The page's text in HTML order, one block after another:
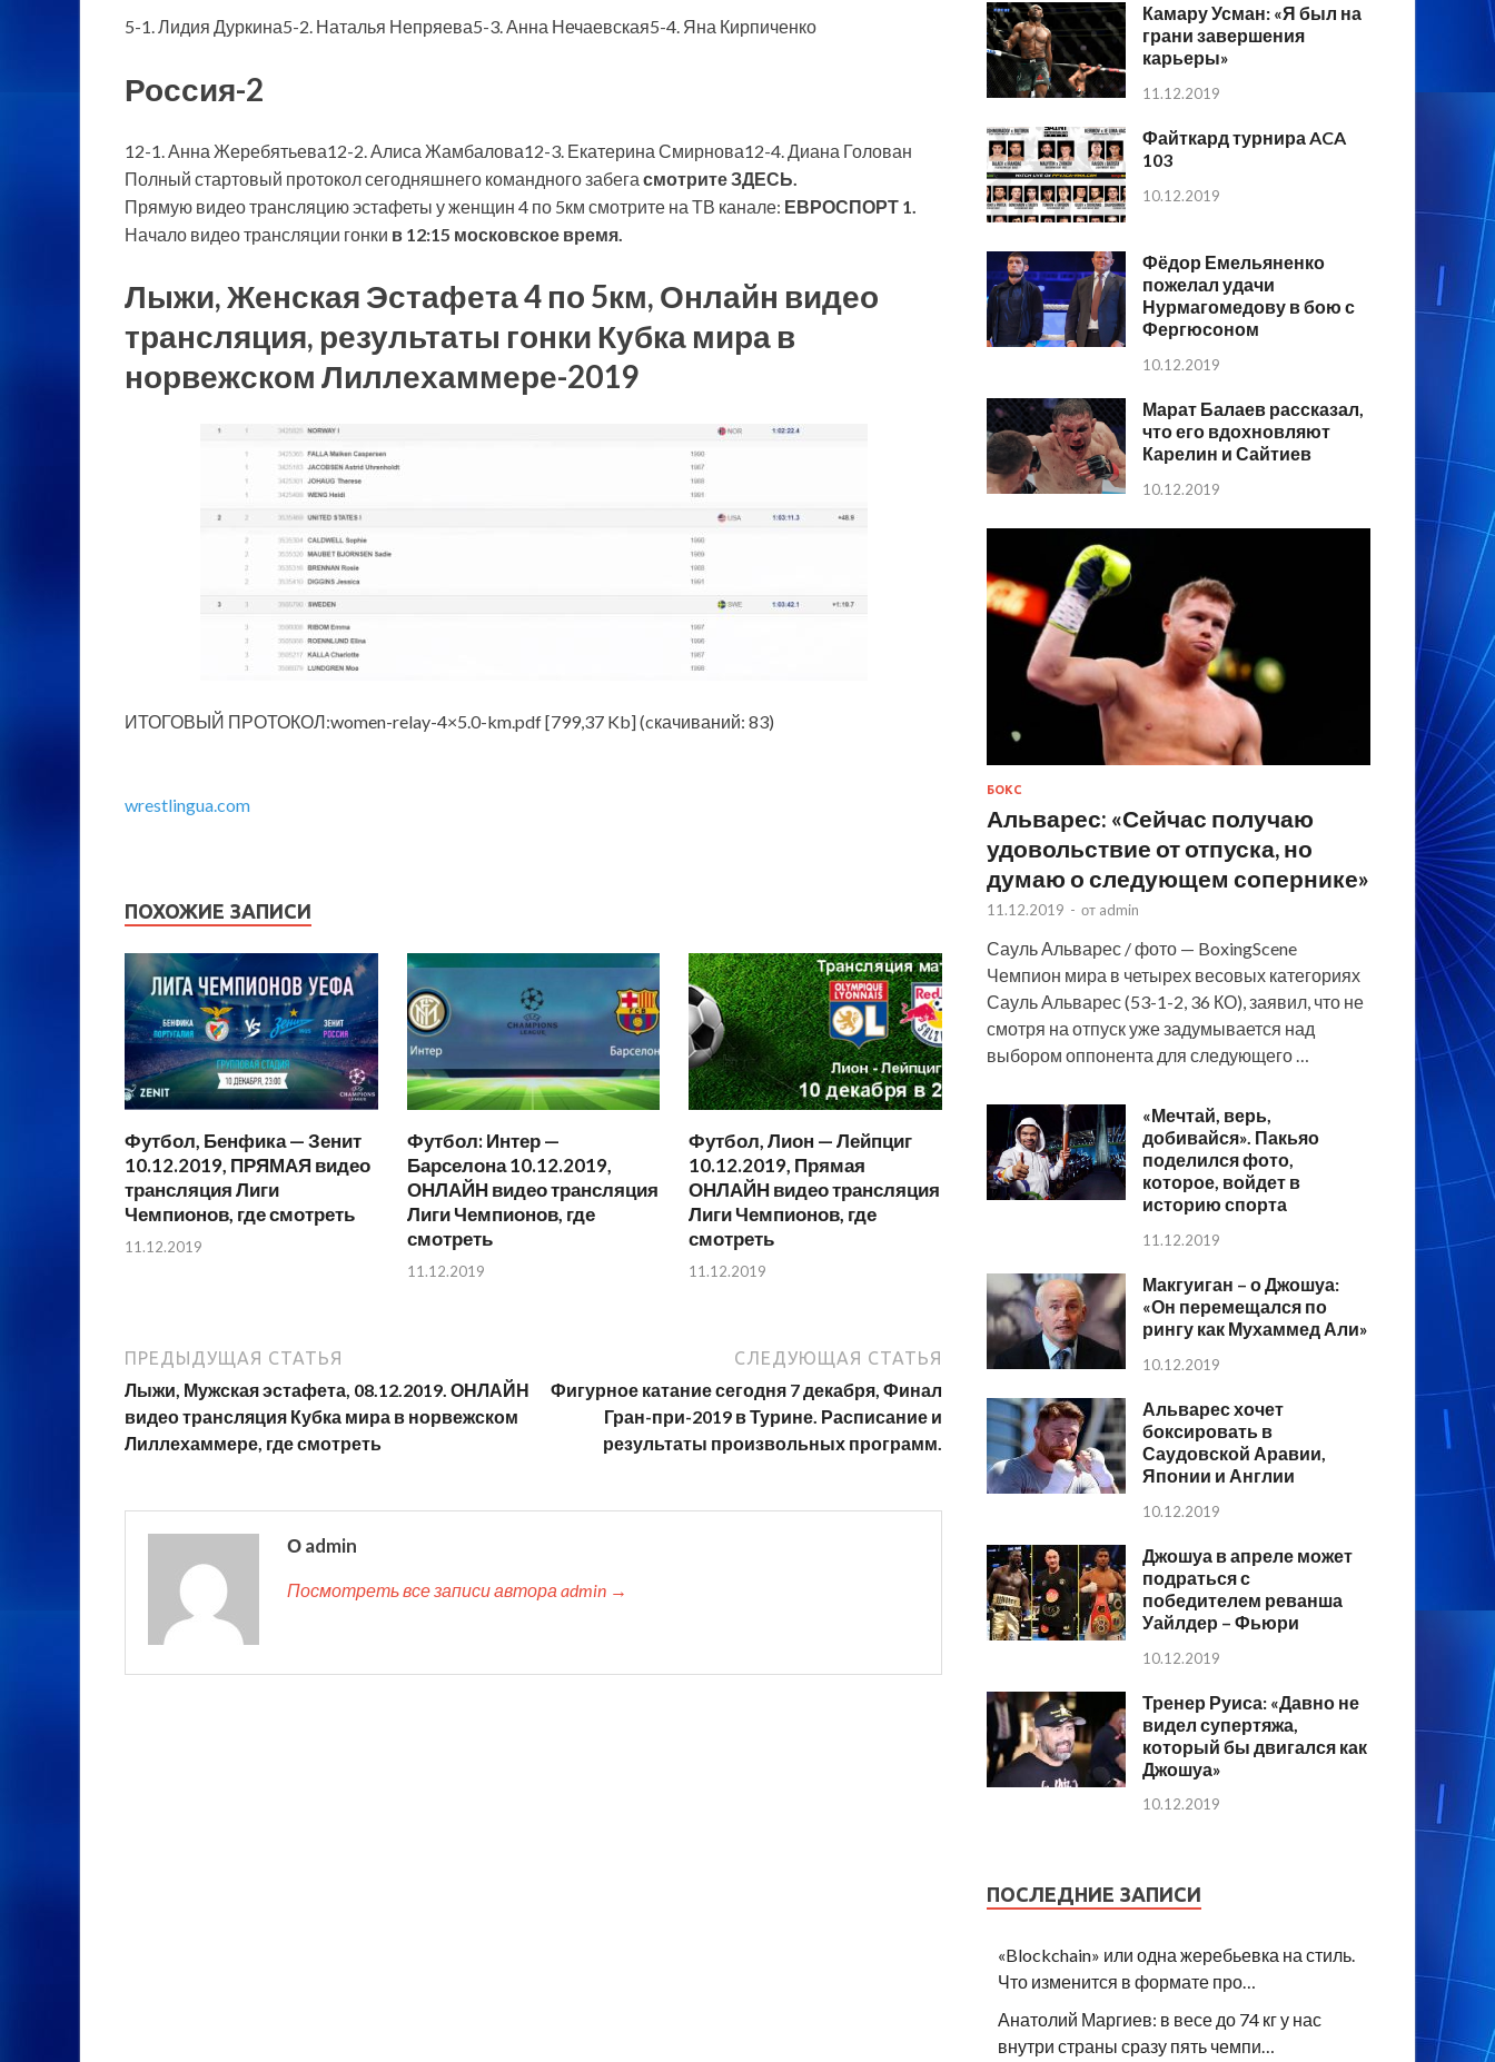
5-1. Лидия Дуркина5-2. Наталья Непряева5-3. Анна Нечаевская5-4. Яна Кирпиченко
Россия-2
12-1. Анна Жеребятьева12-2. Алиса Жамбалова12-3. Екатерина Смирнова12-4. Диана Голован
Полный стартовый протокол сегодняшнего командного забега смотрите ЗДЕСЬ.
Прямую видео трансляцию эстафеты у женщин 4 по 5км смотрите на ТВ канале: ЕВРОСПОРТ 1.
Начало видео трансляции гонки в 12:15 московское время.
Лыжи, Женская Эстафета 4 по 5км, Онлайн видео
трансляция, результаты гонки Кубка мира в
норвежском Лиллехаммере-2019
ИТОГОВЫЙ ПРОТОКОЛ:women-relay-4×5.0-km.pdf [799,37 Kb] (cкачиваний: 83)
wrestlingua.com
ПОХОЖИЕ ЗАПИСИ
Футбол, Бенфика — Зенит
10.12.2019, ПРЯМАЯ видео
трансляция Лиги
Чемпионов, где смотреть
11.12.2019
Футбол: Интер —
Барселона 10.12.2019,
ОНЛАЙН видео трансляция
Лиги Чемпионов, где
смотреть
11.12.2019
Футбол, Лион — Лейпциг
10.12.2019, Прямая
ОНЛАЙН видео трансляция
Лиги Чемпионов, где
смотреть
11.12.2019
ПРЕДЫДУЩАЯ СТАТЬЯ
Лыжи, Мужская эстафета, 08.12.2019. ОНЛАЙН
видео трансляция Кубка мира в норвежском
Лиллехаммере, где смотреть
СЛЕДУЮЩАЯ СТАТЬЯ
Фигурное катание сегодня 7 декабря, Финал
Гран-при-2019 в Турине. Расписание и
результаты произвольных программ.
О admin
Посмотреть все записи автора admin →
Камару Усман: «Я был на
грани завершения
карьеры»
11.12.2019
Файткард турнира ACA
103
10.12.2019
Фёдор Емельяненко
пожелал удачи
Нурмагомедову в бою с
Фергюсоном
10.12.2019
Марат Балаев рассказал,
что его вдохновляют
Карелин и Сайтиев
10.12.2019
БОКС
Альварес: «Сейчас получаю
удовольствие от отпуска, но
думаю о следующем сопернике»
11.12.2019 - от admin
Сауль Альварес / фото — BoxingScene
Чемпион мира в четырех весовых категориях
Сауль Альварес (53-1-2, 36 КО), заявил, что не
смотря на отпуск уже задумывается над
выбором оппонента для следующего …
«Мечтай, верь,
добивайся». Пакьяо
поделился фото,
которое, войдет в
историю спорта
11.12.2019
Макгуиган – о Джошуа:
«Он перемещался по
рингу как Мухаммед Али»
10.12.2019
Альварес хочет
боксировать в
Саудовской Аравии,
Японии и Англии
10.12.2019
Джошуа в апреле может
подраться с
победителем реванша
Уайлдер – Фьюри
10.12.2019
Тренер Руиса: «Давно не
видел супертяжа,
который бы двигался как
Джошуа»
10.12.2019
ПОСЛЕДНИЕ ЗАПИСИ
«Blockchain» или одна жеребьевка на стиль.
Что изменится в формате про…
Анатолий Маргиев: в весе до 74 кг у нас
внутри страны сразу пять чемпи…